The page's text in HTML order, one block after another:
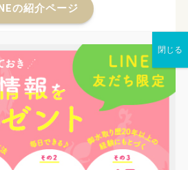
の紹介ページ
パワーストーン お役立ち情報